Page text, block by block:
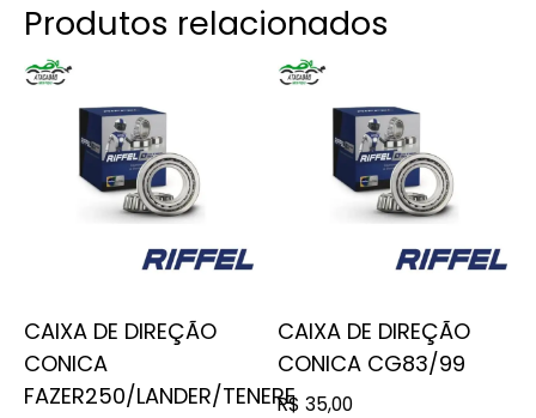
Produtos relacionados
CAIXA DE DIREÇÃO
CONICA
FAZER250/LANDER/TENERE
CAIXA DE DIREÇÃO
CONICA CG83/99
R$ 35,00